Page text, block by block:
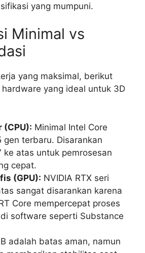
yang mumpuni.
Minimal vs
yang maksimal, berikut
yang ideal untuk 3D
(CPU): Minimal Intel Core
gen terbaru. Disarankan
ke atas untuk pemrosesan
cepat.
(GPU): NVIDIA RTX seri
sangat disarankan karena
Core mempercepat proses
software seperti Substance
adalah batas aman, namun